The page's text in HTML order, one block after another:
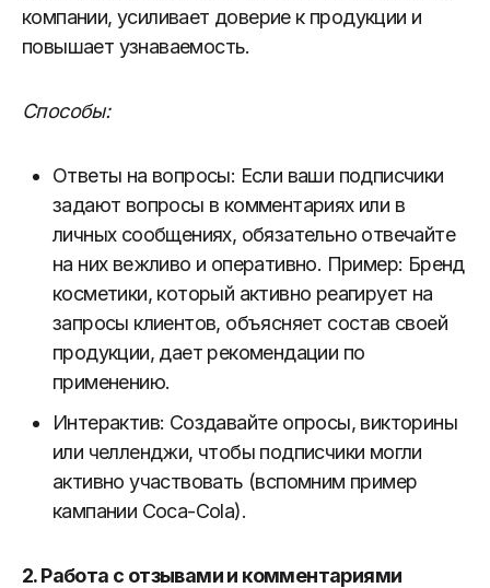
компании, усиливает доверие к продукции и
повышает узнаваемость.
Способы:
Ответы на вопросы: Если ваши подписчики
задают вопросы в комментариях или в
личных сообщениях, обязательно отвечайте
на них вежливо и оперативно. Пример: Бренд
косметики, который активно реагирует на
запросы клиентов, объясняет состав своей
продукции, дает рекомендации по
применению.
Интерактив: Создавайте опросы, викторины
или челленджи, чтобы подписчики могли
активно участвовать (вспомним пример
кампании Coca-Cola).
2.Работа с отзывами и комментариями